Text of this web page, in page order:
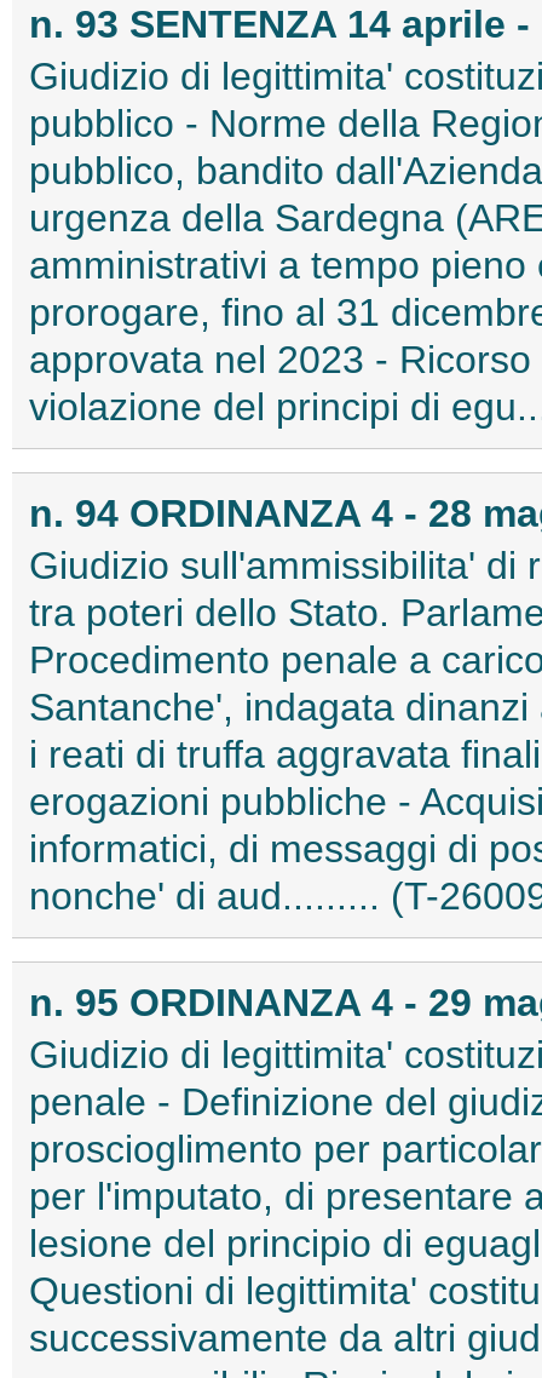
n. 93 SENTENZA 14 aprile
Giudizio di legittimita'
pubblico - Norme della
pubblico, bandito
urgenza della Sardegna
amministrativi a tempo
prorogare, fino al 31
approvata nel 2023 -
violazione del principi di
n. 94 ORDINANZA 4 - 28
Giudizio sull'ammissibilita' di
tra poteri dello Stato.
Procedimento penale a
Santanche', indagata
i reati di truffa aggravata
erogazioni pubbliche -
informatici, di messaggi di
nonche' di aud......... (T-
n. 95 ORDINANZA 4 - 29
Giudizio di legittimita'
penale - Definizione del
proscioglimento per
per l'imputato, di presentare
lesione del principio di
Questioni di legittimita'
successivamente da altri